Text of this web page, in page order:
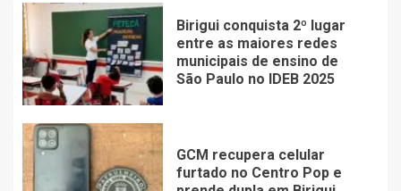
Birigui conquista 2º lugar
entre as maiores redes
municipais de ensino de
São Paulo no IDEB 2025
GCM recupera celular
furtado no Centro Pop e